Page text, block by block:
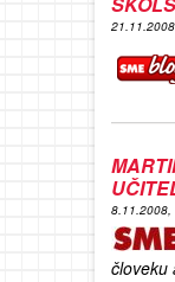
8.11.2008,
človeku